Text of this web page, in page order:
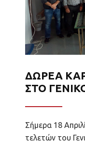
ΔΩΡΕΑ
ΣΤΟ
Σήμερα 18
τελετών του